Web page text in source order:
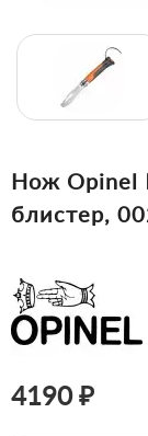
Нож Opinel
блистер,
4190 ₽